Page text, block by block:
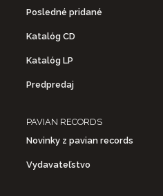
Posledné pridané
Katalóg CD
Katalóg LP
Predpredaj
PAVIAN RECORDS
Novinky z pavian records
Vydavateľstvo